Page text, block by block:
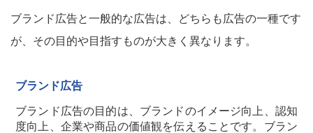
ブランド広告と一般的な広告は、どちらも広告の一種です
が、その目的や目指すものが大きく異なります。
ブランド広告
ブランド広告の目的は、ブランドのイメージ向上、認知
度向上、企業や商品の価値観を伝えることです。ブラン